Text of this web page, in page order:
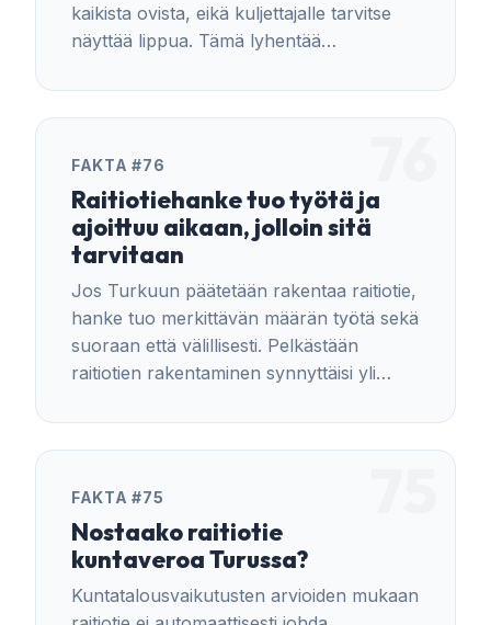
kaikista ovista, eikä kuljettajalle tarvitse
näyttää lippua. Tämä lyhentää
erityisesti vilkkailla pysäkeillä.
FAKTA #76
Raitiotiehanke tuo työtä ja
ajoittuu aikaan, jolloin sitä
tarvitaan
Jos Turkuun päätetään rakentaa raitiotie,
hanke tuo merkittävän määrän työtä sekä
suoraan että välillisesti. Pelkästään
raitiotien rakentaminen synnyttäisi yli
FAKTA #75
Nostaako raitiotie
kuntaveroa Turussa?
Kuntatalousvaikutusten arvioiden mukaan